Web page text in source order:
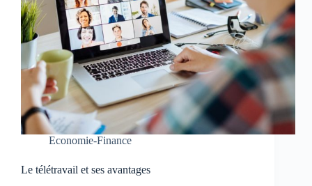
Economie-Finance
Le télétravail et ses avantages